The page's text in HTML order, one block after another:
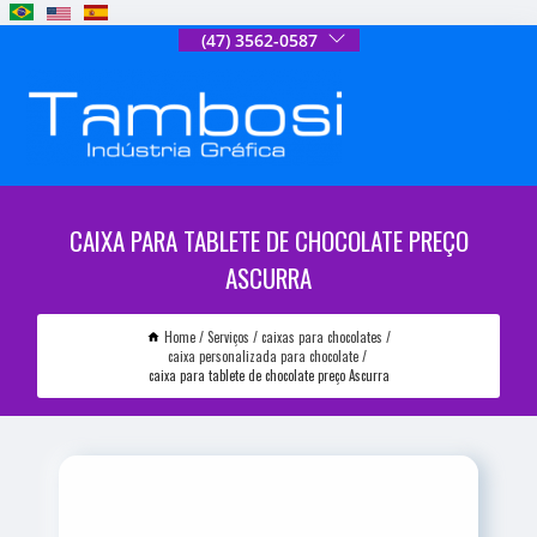
(47) 3562-0587
CAIXA PARA TABLETE DE CHOCOLATE PREÇO
ASCURRA
Home Serviços
caixas para chocolates
caixa personalizada para chocolate
caixa para tablete de chocolate preço Ascurra